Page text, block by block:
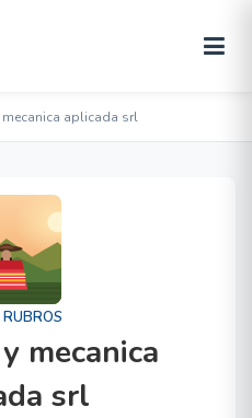
aplicada srl
mecanica
srl